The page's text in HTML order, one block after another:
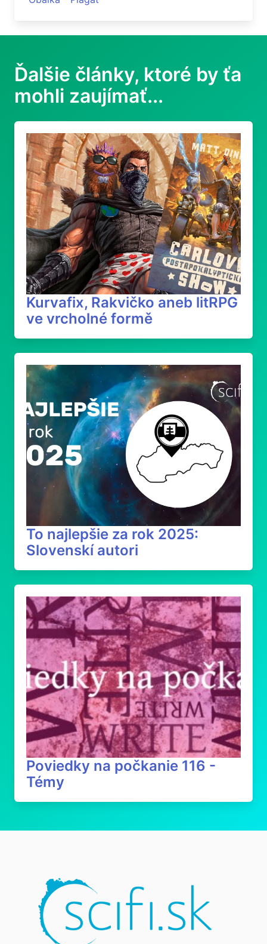
Ďalšie články, ktoré by ťa
mohli zaujímať...
Kurvafix, Rakvičko aneb litRPG
ve vrcholné formě
To najlepšie za rok 2025:
Slovenskí autori
Poviedky na počkanie 116 -
Témy